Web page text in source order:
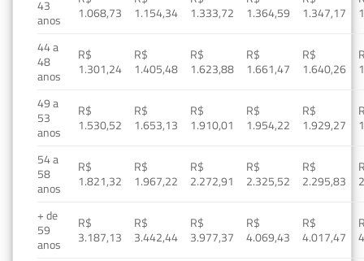
43
anos
1.068,73
1.154,34
1.333,72
1.364,59
1.347,17
44 a
48
anos
R$
1.301,24
R$
1.405,48
R$
1.623,88
R$
1.661,47
R$
1.640,26
49 a
53
anos
R$
1.530,52
R$
1.653,13
R$
1.910,01
R$
1.954,22
R$
1.929,27
54 a
58
anos
R$
1.821,32
R$
1.967,22
R$
2.272,91
R$
2.325,52
R$
2.295,83
+ de
59
anos
R$
3.187,13
R$
3.442,44
R$
3.977,37
R$
4.069,43
R$
4.017,47